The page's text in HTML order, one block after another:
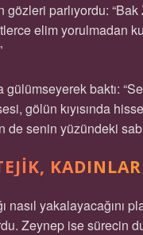
gözleri parlıyordu:
elim yorulmadan
gülümseyerek baktı:
gölün kıyısında
senin yüzündeki
nasıl yakalayacağını
Zeynep ise sürecin